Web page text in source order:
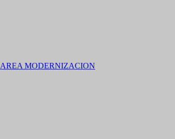
AREA MODERNIZACION